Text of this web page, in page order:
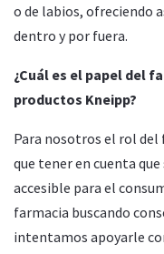
o de labios, ofreciendo
dentro y por fuera.
¿Cuál es el papel del
productos Kneipp?
Para nosotros el rol
que tener en cuenta
accesible para el
farmacia buscando
intentamos apoyarle